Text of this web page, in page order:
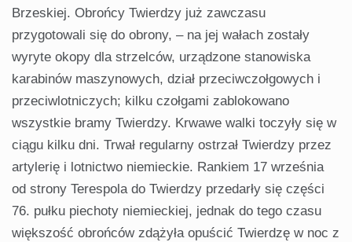
Brzeskiej. Obrońcy Twierdzy już zawczasu
przygotowali się do obrony, – na jej wałach zostały
wyryte okopy dla strzelców, urządzone stanowiska
karabinów maszynowych, dział przeciwczołgowych i
przeciwlotniczych; kilku czołgami zablokowano
wszystkie bramy Twierdzy. Krwawe walki toczyły się w
ciągu kilku dni. Trwał regularny ostrzał Twierdzy przez
artylerię i lotnictwo niemieckie. Rankiem 17 września
od strony Terespola do Twierdzy przedarły się części
76. pułku piechoty niemieckiej, jednak do tego czasu
większość obrońców zdążyła opuścić Twierdzę w noc z